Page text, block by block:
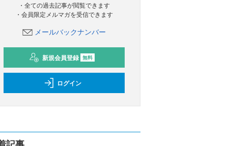
・全ての過去記事が閲覧できます
・会員限定メルマガを受信できます
メールバックナンバー
新規会員登録 無料
ログイン